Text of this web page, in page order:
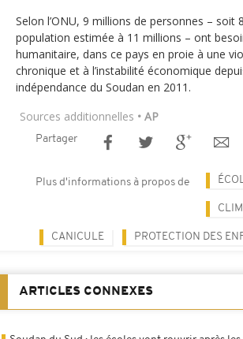
Selon l’ONU, 9 millions de personnes – soit
population estimée à 11 millions – ont
humanitaire, dans ce pays en proie à une
chronique et à l’instabilité économique
indépendance du Soudan en 2011.
Sources additionnelles • AP
Partager
Plus d'informations à propos de
CANICULE PROTECTION DES
ARTICLES CONNEXES